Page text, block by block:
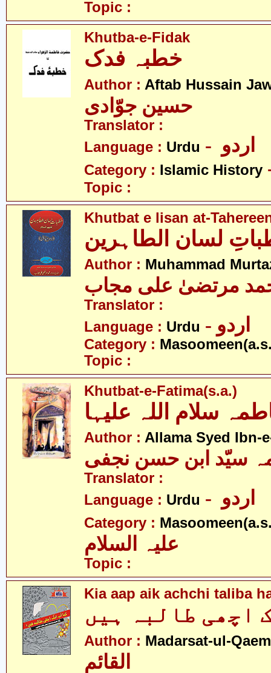
Topic :
Khutba-e-Fidak
خطبہ فدک
Author : Aftab Hussain
Translator :
Language : Urdu
Category : Islamic History
Topic :
Khutbat e lisan at-
لسان الطاہرین
Author : Muhammad
مرتضیٰ علی مجاب
Translator :
Language : Urdu - اردو
Category :
Topic :
Khutbat-e-Fatima(s.a.)
سلام اللہ علیہا
Author : Allama Syed Ibn-
سیّد ابن حسن نجفی
Translator :
Language : Urdu
Category :
Topic :
Kia aap aik achchi taliba
اچھی طالبہ ہیں
Author : Madarsat-ul-
القائم